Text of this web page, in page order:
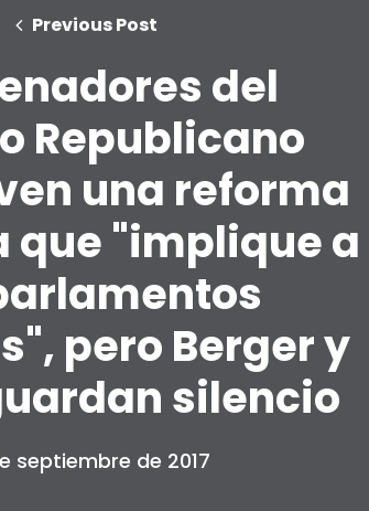
Previous Post
del
Republicano
una reforma
que "implique a
pero Berger y
silencio
septiembre de 2017